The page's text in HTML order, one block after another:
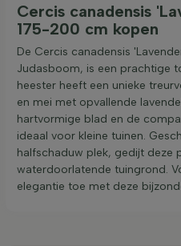
Cercis canadensis
175-200 cm kopen
De Cercis canadensis
Judasboom, is een prachtige
heester heeft een unieke
en mei met opvallende
hartvormige blad en de
ideaal voor kleine tuinen.
halfschaduw plek, gedijt deze
waterdoorlatende tuingrond.
elegantie toe met deze